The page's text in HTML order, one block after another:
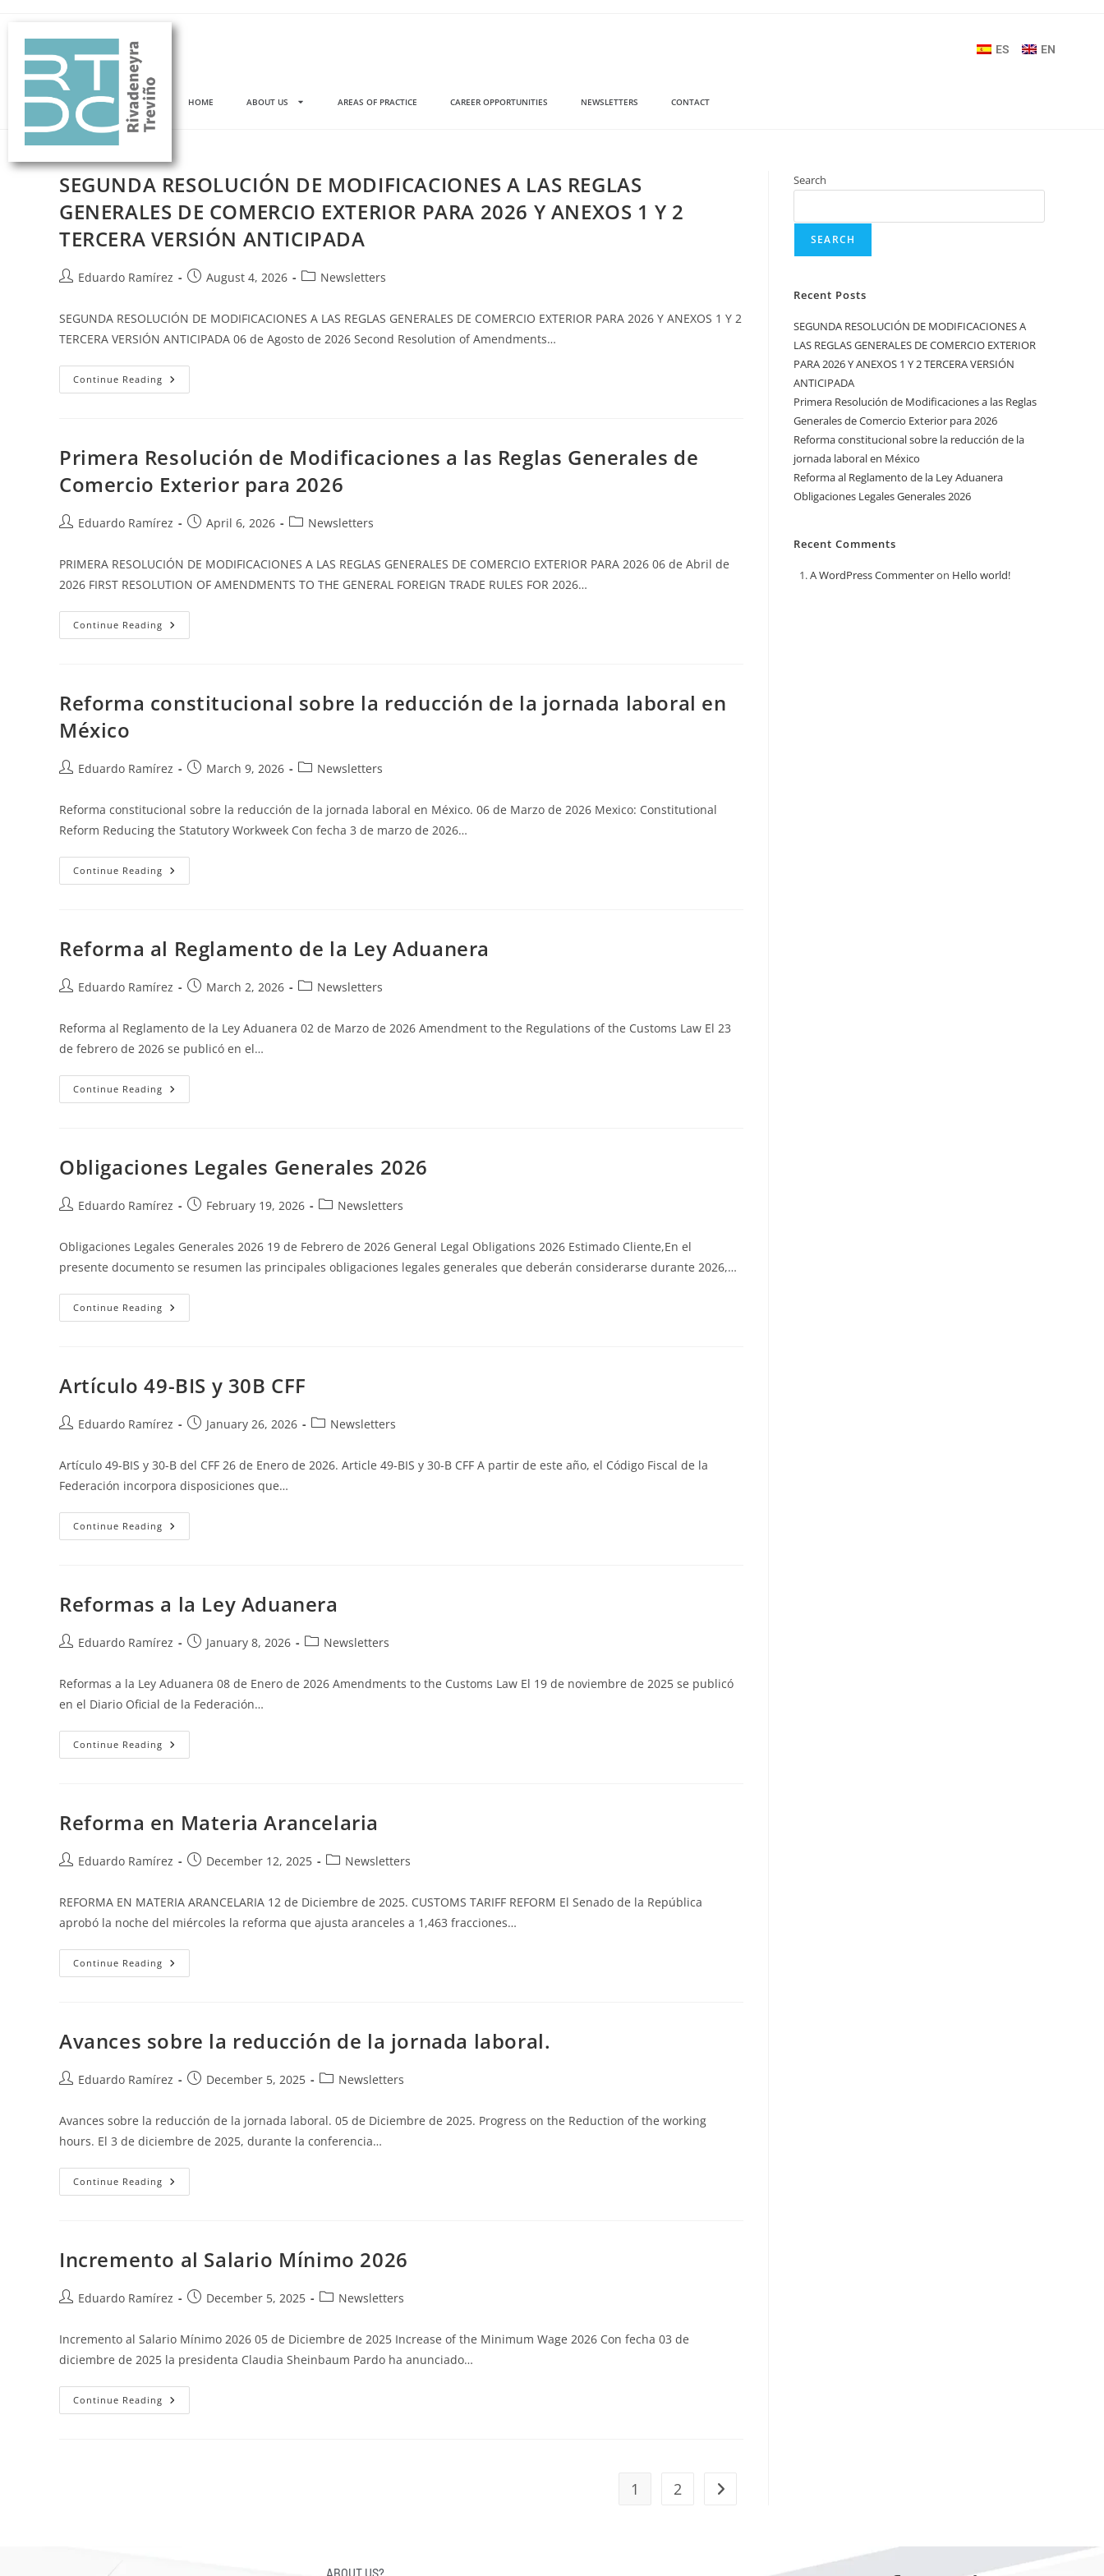
HOME ABOUT US AREAS OF PRACTICE CAREER OPPORTUNITIES NEWSLETTERS CONTACT
ES EN
SEGUNDA RESOLUCIÓN DE MODIFICACIONES A LAS REGLAS
GENERALES DE COMERCIO EXTERIOR PARA 2026 Y ANEXOS 1 Y 2
TERCERA VERSIÓN ANTICIPADA
Eduardo Ramírez August 4, 2026 Newsletters
SEGUNDA RESOLUCIÓN DE MODIFICACIONES A LAS REGLAS GENERALES DE COMERCIO EXTERIOR PARA 2026 Y ANEXOS 1 Y 2
TERCERA VERSIÓN ANTICIPADA 06 de Agosto de 2026 Second Resolution of Amendments…
Continue Reading
Primera Resolución de Modificaciones a las Reglas Generales de
Comercio Exterior para 2026
Eduardo Ramírez April 6, 2026 Newsletters
PRIMERA RESOLUCIÓN DE MODIFICACIONES A LAS REGLAS GENERALES DE COMERCIO EXTERIOR PARA 2026 06 de Abril de
2026 FIRST RESOLUTION OF AMENDMENTS TO THE GENERAL FOREIGN TRADE RULES FOR 2026…
Continue Reading
Reforma constitucional sobre la reducción de la jornada laboral en
México
Eduardo Ramírez March 9, 2026 Newsletters
Reforma constitucional sobre la reducción de la jornada laboral en México. 06 de Marzo de 2026 Mexico: Constitutional
Reform Reducing the Statutory Workweek Con fecha 3 de marzo de 2026…
Continue Reading
Reforma al Reglamento de la Ley Aduanera
Eduardo Ramírez March 2, 2026 Newsletters
Reforma al Reglamento de la Ley Aduanera 02 de Marzo de 2026 Amendment to the Regulations of the Customs Law El 23
de febrero de 2026 se publicó en el…
Continue Reading
Obligaciones Legales Generales 2026
Eduardo Ramírez February 19, 2026 Newsletters
Obligaciones Legales Generales 2026 19 de Febrero de 2026 General Legal Obligations 2026 Estimado Cliente,En el
presente documento se resumen las principales obligaciones legales generales que deberán considerarse durante 2026,…
Continue Reading
Artículo 49-BIS y 30B CFF
Eduardo Ramírez January 26, 2026 Newsletters
Artículo 49-BIS y 30-B del CFF 26 de Enero de 2026. Article 49-BIS y 30-B CFF A partir de este año, el Código Fiscal de la
Federación incorpora disposiciones que…
Continue Reading
Reformas a la Ley Aduanera
Eduardo Ramírez January 8, 2026 Newsletters
Reformas a la Ley Aduanera 08 de Enero de 2026 Amendments to the Customs Law El 19 de noviembre de 2025 se publicó
en el Diario Oficial de la Federación…
Continue Reading
Reforma en Materia Arancelaria
Eduardo Ramírez December 12, 2025 Newsletters
REFORMA EN MATERIA ARANCELARIA 12 de Diciembre de 2025. CUSTOMS TARIFF REFORM El Senado de la República
aprobó la noche del miércoles la reforma que ajusta aranceles a 1,463 fracciones…
Continue Reading
Avances sobre la reducción de la jornada laboral.
Eduardo Ramírez December 5, 2025 Newsletters
Avances sobre la reducción de la jornada laboral. 05 de Diciembre de 2025. Progress on the Reduction of the working
hours. El 3 de diciembre de 2025, durante la conferencia…
Continue Reading
Incremento al Salario Mínimo 2026
Eduardo Ramírez December 5, 2025 Newsletters
Incremento al Salario Mínimo 2026 05 de Diciembre de 2025 Increase of the Minimum Wage 2026 Con fecha 03 de
diciembre de 2025 la presidenta Claudia Sheinbaum Pardo ha anunciado…
Continue Reading
1 2
Search
SEARCH
Recent Posts
SEGUNDA RESOLUCIÓN DE MODIFICACIONES A
LAS REGLAS GENERALES DE COMERCIO EXTERIOR
PARA 2026 Y ANEXOS 1 Y 2 TERCERA VERSIÓN
ANTICIPADA
Primera Resolución de Modificaciones a las Reglas
Generales de Comercio Exterior para 2026
Reforma constitucional sobre la reducción de la
jornada laboral en México
Reforma al Reglamento de la Ley Aduanera
Obligaciones Legales Generales 2026
Recent Comments
A WordPress Commenteron Hello world!
ABOUT US?